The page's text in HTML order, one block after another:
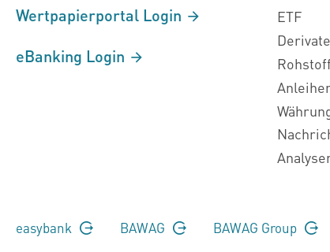
Wertpapierportal Login
eBanking Login
ETF
Derivate
easybank BAWAG BAWAG Group